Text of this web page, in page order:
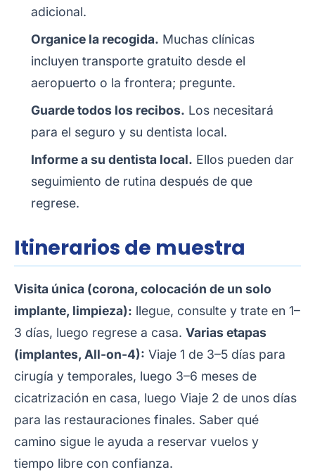
adicional.
Organice la recogida. Muchas clínicas
incluyen transporte gratuito desde el
aeropuerto o la frontera; pregunte.
Guarde todos los recibos. Los necesitará
para el seguro y su dentista local.
Informe a su dentista local. Ellos pueden dar
seguimiento de rutina después de que
regrese.
Itinerarios de muestra
Visita única (corona, colocación de un solo
implante, limpieza): llegue, consulte y trate en 1–
3 días, luego regrese a casa. Varias etapas
(implantes, All-on-4): Viaje 1 de 3–5 días para
cirugía y temporales, luego 3–6 meses de
cicatrización en casa, luego Viaje 2 de unos días
para las restauraciones finales. Saber qué
camino sigue le ayuda a reservar vuelos y
tiempo libre con confianza.